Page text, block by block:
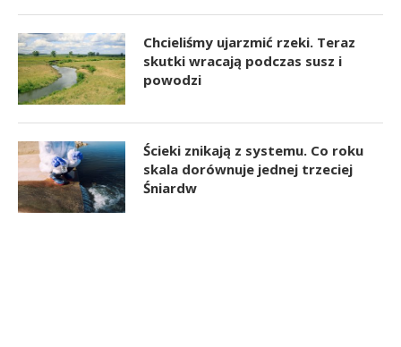
Chcieliśmy ujarzmić rzeki. Teraz
skutki wracają podczas susz i
powodzi
Ścieki znikają z systemu. Co roku
skala dorównuje jednej trzeciej
Śniardw